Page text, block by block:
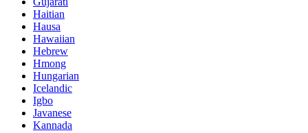
Haitian
Hausa
Hawaiian
Hebrew
Hmong
Hungarian
Icelandic
Igbo
Javanese
Kannada